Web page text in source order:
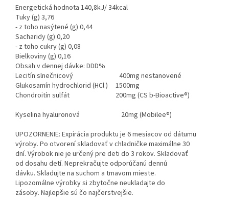
Energetická hodnota 140,8kJ/ 34kcal
Tuky (g) 3,76
- z toho nasýtené (g) 0,44
Sacharidy (g) 0,20
- z toho cukry (g) 0,08
Bielkoviny (g) 0,16
Obsah v dennej dávke: DDD%
Lecitín slnečnicový 400mg nestanovené
Glukosamín hydrochlorid (HCl ) 1500mg
Chondroitín sulfát 200mg (CS b-Bioactive®)
Kyselina hyaluronová 20mg (Mobilee®)
UPOZORNENIE: Expirácia produktu je 6 mesiacov od dátumu
výroby. Po otvorení skladovať v chladničke maximálne 30
dní. Výrobok nie je určený pre deti do 3 rokov. Skladovať
od dosahu detí. Neprekračujte odporúčanú dennú
dávku. Skladujte na suchom a tmavom mieste.
Lipozomálne výrobky si zbytočne neukladajte do
zásoby. Najlepšie sú čo najčerstvejšie.